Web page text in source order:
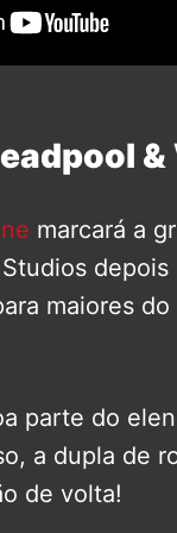
marcará a
maiores
parte do
a dupla de
de volta!